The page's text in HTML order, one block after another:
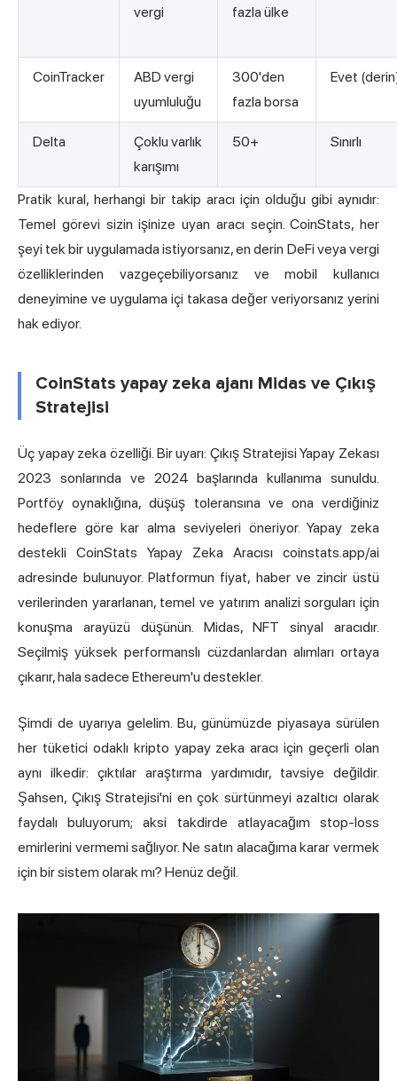
vergi fazla ülke
CoinTracker
ABD vergi
uyumluluğu
300'den
fazla borsa
Evet
Delta
Çoklu varlık
karışımı
50+ Sınırlı
Pratik kural, herhangi bir takip aracı için olduğu gibi aynıdır:
Temel görevi sizin işinize uyan aracı seçin. CoinStats, her
şeyi tek bir uygulamada istiyorsanız, en derin DeFi veya vergi
özelliklerinden vazgeçebiliyorsanız ve mobil kullanıcı
deneyimine ve uygulama içi takasa değer veriyorsanız yerini
hak ediyor.
CoinStats yapay zeka ajanı Midas ve Çıkış
Stratejisi
Üç yapay zeka özelliği. Bir uyarı: Çıkış Stratejisi Yapay Zekası
2023 sonlarında ve 2024 başlarında kullanıma sunuldu.
Portföy oynaklığına, düşüş toleransına ve ona verdiğiniz
hedeflere göre kar alma seviyeleri öneriyor. Yapay zeka
destekli CoinStats Yapay Zeka Aracısı coinstats.app/ai
adresinde bulunuyor. Platformun fiyat, haber ve zincir üstü
verilerinden yararlanan, temel ve yatırım analizi sorguları için
konuşma arayüzü düşünün. Midas, NFT sinyal aracıdır.
Seçilmiş yüksek performanslı cüzdanlardan alımları ortaya
çıkarır, hala sadece Ethereum'u destekler.
Şimdi de uyarıya gelelim. Bu, günümüzde piyasaya sürülen
her tüketici odaklı kripto yapay zeka aracı için geçerli olan
aynı ilkedir: çıktılar araştırma yardımıdır, tavsiye değildir.
Şahsen, Çıkış Stratejisi'ni en çok sürtünmeyi azaltıcı olarak
faydalı buluyorum; aksi takdirde atlayacağım stop-loss
emirlerini vermemi sağlıyor. Ne satın alacağıma karar vermek
için bir sistem olarak mı? Henüz değil.